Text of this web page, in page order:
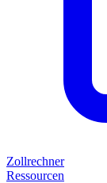
Zollrechner
Ressourcen